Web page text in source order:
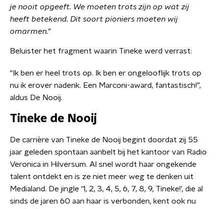
je nooit opgeeft. We moeten trots zijn op wat zij
heeft betekend. Dit soort pioniers moeten wij
omarmen."
Beluister het fragment waarin Tineke werd verrast:
“Ik ben er heel trots op. Ik ben er ongelooflijk trots op
nu ik erover nadenk. Een Marconi-award, fantastisch!”,
aldus De Nooij.
Tineke de Nooij
De carrière van Tineke de Nooij begint doordat zij 55
jaar geleden spontaan aanbelt bij het kantoor van Radio
Veronica in Hilversum. Al snel wordt haar ongekende
talent ontdekt en is ze niet meer weg te denken uit
Medialand. De jingle ‘1, 2, 3, 4, 5, 6, 7, 8, 9, Tineke!’, die al
sinds de jaren 60 aan haar is verbonden, kent ook nu